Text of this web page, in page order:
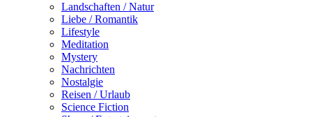
Landschaften / Natur
Liebe / Romantik
Lifestyle
Meditation
Mystery
Nachrichten
Nostalgie
Reisen / Urlaub
Science Fiction